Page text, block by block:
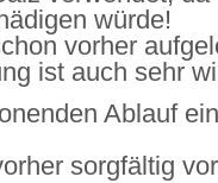
würde!
vorher
ist auch sehr
Ablauf
sorgfältig